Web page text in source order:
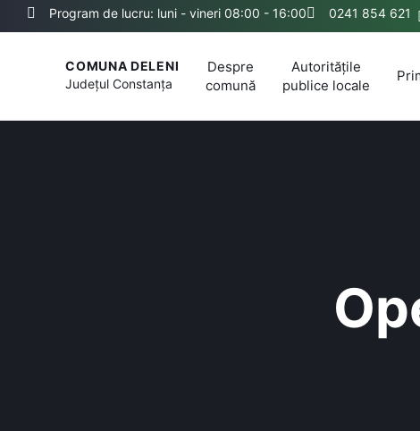
Program de lucru: luni - vineri 08:00 - 16:00 0241 854 621
COMUNA DELENI
JudețulConstanța
Despre
comună
Autoritățile
publice locale